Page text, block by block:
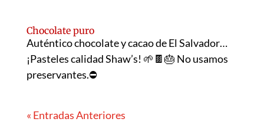
Chocolate puro
Auténtico chocolate y cacao de El Salvador…
¡Pasteles calidad Shaw’s! 🌱🍫🎂 No usamos
preservantes.⛔
« Entradas Anteriores